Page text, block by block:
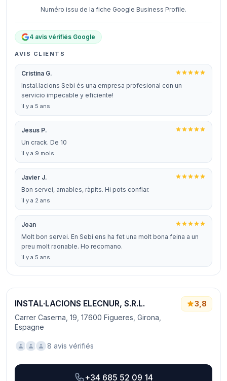
Numéro issu de la fiche Google Business Profile.
4 avis vérifiés Google
AVIS CLIENTS
Cristina G.
Instal.lacions Sebi és una empresa profesional con un
servicio impecable y eficiente!
il y a 5 ans
Jesus P.
Un crack. De 10
il y a 9 mois
Javier J.
Bon servei, amables, ràpits. Hi pots confiar.
il y a 2 ans
Joan
Molt bon servei. En Sebi ens ha fet una molt bona feina a un
preu molt raonable. Ho recomano.
il y a 5 ans
INSTAL·LACIONS ELECNUR, S.R.L.
Carrer Caserna, 19, 17600 Figueres, Girona,
Espagne
3,8
8 avis vérifiés
+34 685 52 09 14